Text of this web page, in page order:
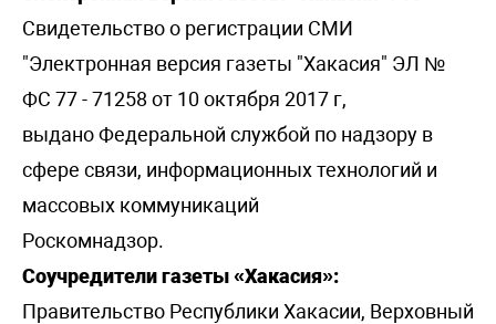
Свидетельство о регистрации СМИ
"Электронная версия газеты "Хакасия" ЭЛ №
ФС 77 - 71258 от 10 октября 2017 г,
выдано Федеральной службой по надзору в
сфере связи, информационных технологий и
массовых коммуникаций
Роскомнадзор.
Соучредители газеты «Хакасия»:
Правительство Республики Хакасии, Верховный